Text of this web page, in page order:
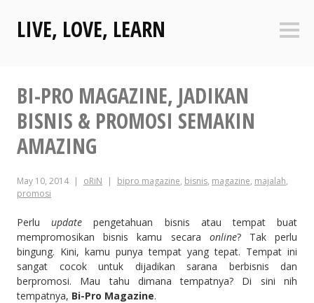
contentLIVE, LOVE, LEARN
BI-PRO MAGAZINE, JADIKAN
BISNIS & PROMOSI SEMAKIN
AMAZING
May 10, 2014 oRiN bipro magazine, bisnis, magazine, majalah,
promosi
Perluupdate pengetahuan bisnis atau tempat buat
mempromosikan bisnis kamu secara online? Tak perlu
bingung. Kini, kamu punya tempat yang tepat. Tempat ini
sangat cocok untuk dijadikan sarana berbisnis dan
berpromosi. Mau tahu dimana tempatnya? Di sini nih
tempatnya, Bi-Pro Magazine.